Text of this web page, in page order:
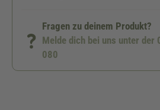
Fragen zu deinem Produkt?
Melde dich bei uns unter
080